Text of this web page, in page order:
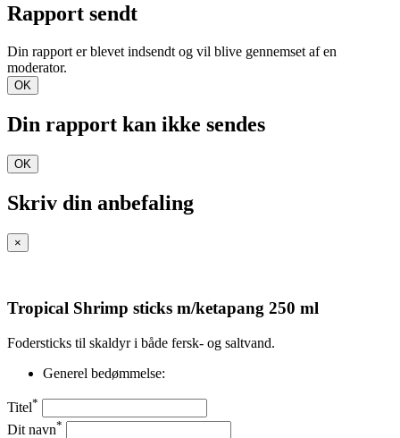
Rapport sendt
Din rapport er blevet indsendt og vil blive gennemset af en
moderator.
OK
Din rapport kan ikke sendes
OK
Skriv din anbefaling
×
Tropical Shrimp sticks m/ketapang 250 ml
Fodersticks til skaldyr i både fersk- og saltvand.
Generel bedømmelse:
Titel*
Dit navn*